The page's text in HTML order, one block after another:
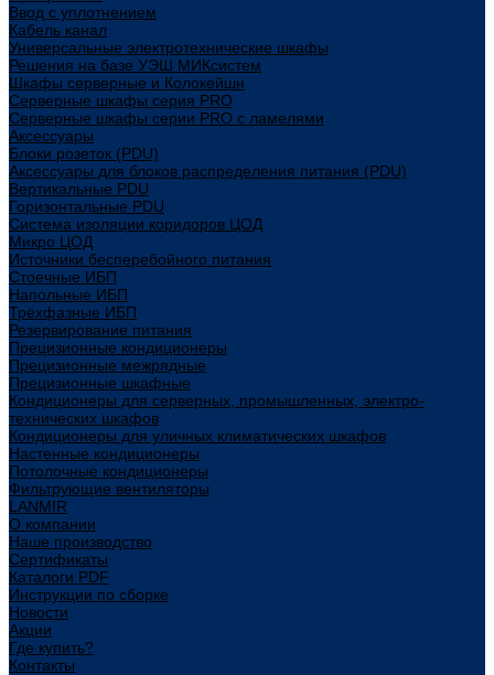
Ввод с уплотнением
Кабель канал
Универсальные электротехнические шкафы
Решения на базе УЭШ МИКсистем
Шкафы серверные и Колокейшн
Серверные шкафы серия PRO
Серверные шкафы серии PRO с ламелями
Аксессуары
Блоки розеток (PDU)
Аксессуары для блоков распределения питания (PDU)
Вертикальные PDU
Горизонтальные PDU
Система изоляции коридоров ЦОД
Микро ЦОД
Источники бесперебойного питания
Стоечные ИБП
Напольные ИБП
Трёхфазные ИБП
Резервирование питания
Прецизионные кондиционеры
Прецизионные межрядные
Прецизионные шкафные
Кондиционеры для серверных, промышленных, электро-
технических шкафов
Кондиционеры для уличных климатических шкафов
Настенные кондиционеры
Потолочные кондиционеры
Фильтрующие вентиляторы
LANMIR
О компании
Наше производство
Сертификаты
Каталоги PDF
Инструкции по сборке
Новости
Акции
Где купить?
Контакты